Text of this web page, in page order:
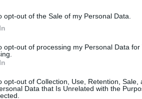
opt-out of the Sale of my Personal Data.
opt-out of processing my Personal Data for
opt-out of Collection, Use, Retention, Sale,
Data that Is Unrelated with the